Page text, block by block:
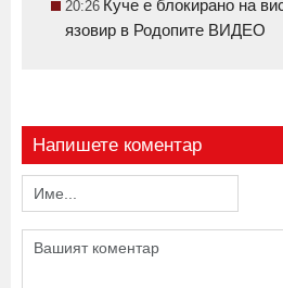
20:26 Куче е блокирано на
язовир в Родопите ВИДЕО
Напишете коментар